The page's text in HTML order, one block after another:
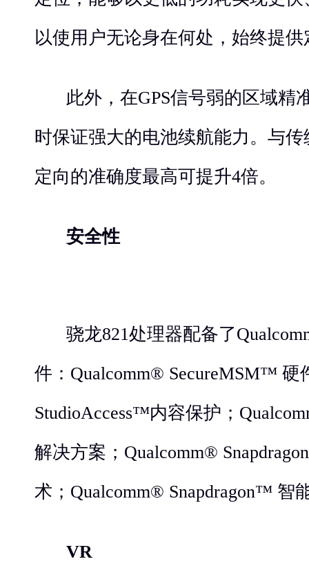
以使用户无论身在何处，始终提
此外，在GPS信号弱的区域精
时保证强大的电池续航能力。与传
定向的准确度最高可提升4倍。
安全性
骁龙821处理器配备了
件：Qualcomm® SecureMSM™ 硬
StudioAccess™内容保护；
解决方案；Qualcomm®
术；Qualcomm® Snapdragon™ 智
VR